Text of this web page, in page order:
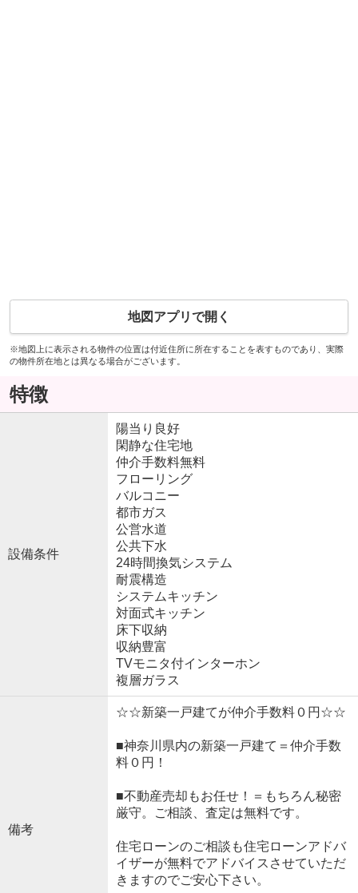
地図アプリで開く
※地図上に表示される物件の位置は付近住所に所在することを表すものであり、実際
の物件所在地とは異なる場合がございます。
特徴
設備条件
陽当り良好
閑静な住宅地
仲介手数料無料
フローリング
バルコニー
都市ガス
公営水道
公共下水
24時間換気システム
耐震構造
システムキッチン
対面式キッチン
床下収納
収納豊富
TVモニタ付インターホン
複層ガラス
備考
☆☆新築一戸建てが仲介手数料０円☆☆
■神奈川県内の新築一戸建て＝仲介手数
料０円！
■不動産売却もお任せ！＝もちろん秘密
厳守。ご相談、査定は無料です。
住宅ローンのご相談も住宅ローンアドバ
イザーが無料でアドバイスさせていただ
きますのでご安心下さい。